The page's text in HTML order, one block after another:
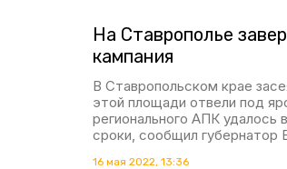
На Ставрополье
кампания
В Ставропольском крае
этой площади отвели под
регионального АПК удалось
сроки, сообщил губернатор
16 мая 2022, 13:36